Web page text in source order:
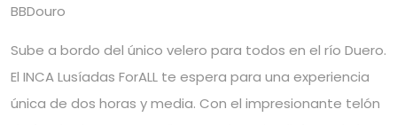
BBDouro
Sube a bordo del único velero para todos en el río Duero.
El INCA Lusíadas ForALL te espera para una experiencia
única de dos horas y media. Con el impresionante telón